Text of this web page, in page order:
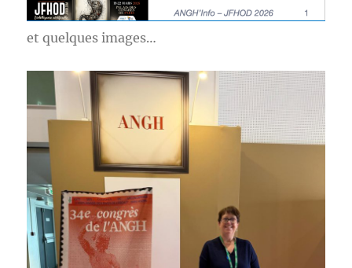
et quelques images…